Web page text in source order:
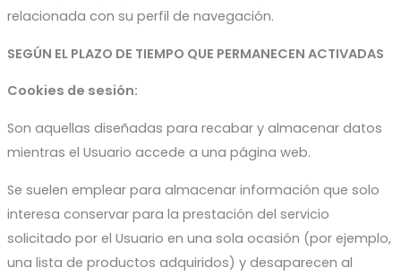
relacionada con su perfil de navegación.
SEGÚN EL PLAZO DE TIEMPO QUE PERMANECEN ACTIVADAS
Cookies de sesión:
Son aquellas diseñadas para recabar y almacenar datos
mientras el Usuario accede a una página web.
Se suelen emplear para almacenar información que solo
interesa conservar para la prestación del servicio
solicitado por el Usuario en una sola ocasión (por ejemplo,
una lista de productos adquiridos) y desaparecen al